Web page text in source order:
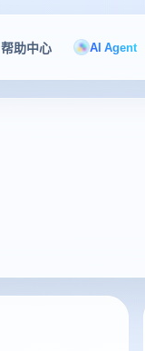
帮助中心 AI Agent